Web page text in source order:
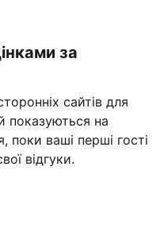
за
сайтів для
показуються на
поки ваші перші гості
відгуки.